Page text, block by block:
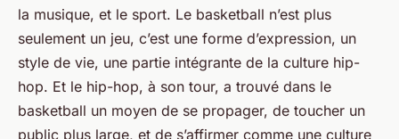
la musique, et le sport. Le basketball n’est plus
seulement un jeu, c’est une forme d’expression, un
style de vie, une partie intégrante de la culture hip-
hop. Et le hip-hop, à son tour, a trouvé dans le
basketball un moyen de se propager, de toucher un
public plus large, et de s’affirmer comme une culture